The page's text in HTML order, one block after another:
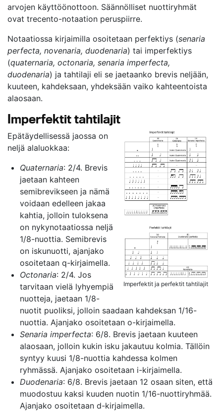
arvojen käyttöönottoon. Säännölliset nuottiryhmät
ovat trecento-notaation peruspiirre.
Notaatiossa kirjaimilla osoitetaan perfektiys (senaria
perfecta, novenaria, duodenaria) tai imperfektiys
(quaternaria, octonaria, senaria imperfecta,
duodenaria) ja tahtilaji eli se jaetaanko brevis neljään,
kuuteen, kahdeksaan, yhdeksään vaiko kahteentoista
alaosaan.
Imperfektit tahtilajit
Imperfektit ja perfektit tahtilajit
Epätäydellisessä jaossa on
neljä alaluokkaa:
Quaternaria: 2/4. Brevis
jaetaan kahteen
semibrevikseen ja nämä
voidaan edelleen jakaa
kahtia, jolloin tuloksena
on nykynotaatiossa neljä
1/8-nuottia. Semibrevis
on iskunuotti, ajanjako
osoitetaan q-kirjaimella.
Octonaria: 2/4. Jos
tarvitaan vielä lyhyempiä
nuotteja, jaetaan 1/8-
nuotit puoliksi, jolloin saadaan kahdeksan 1/16-
nuottia. Ajanjako osoitetaan o-kirjaimella.
Senaria imperfecta: 6/8. Brevis jaetaan kuuteen
alaosaan, jolloin kukin isku jakautuu kolmia. Tällöin
syntyy kuusi 1/8-nuottia kahdessa kolmen
ryhmässä. Ajanjako osoitetaan i-kirjaimella.
Duodenaria: 6/8. Brevis jaetaan 12 osaan siten, että
muodostuu kaksi kuuden nuotin 1/16-nuottiryhmää.
Ajanjako osoitetaan d-kirjaimella.